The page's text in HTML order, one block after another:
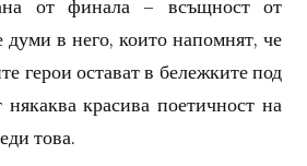
от финала – всъщност от
думи в него, които напомнят, че
герои остават в бележките под
красива поетичност на
това.